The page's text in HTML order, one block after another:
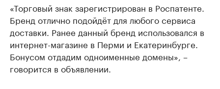
«Торговый знак зарегистрирован в Роспатенте.
Бренд отлично подойдёт для любого сервиса
доставки. Ранее данный бренд использовался в
интернет-магазине в Перми и Екатеринбурге.
Бонусом отдадим одноименные домены», –
говорится в объявлении.